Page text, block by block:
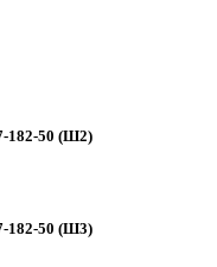
182-50 (Ш2)
182-50 (Ш3)